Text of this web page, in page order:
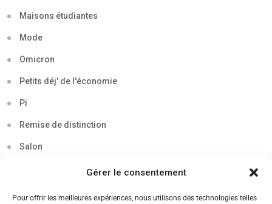
Gérer le consentement
Pour offrir les meilleures expériences, nous utilisons des technologies telles
Maisons étudiantes
Mode
Omicron
Petits déj' de l'économie
Pi
Remise de distinction
Salon